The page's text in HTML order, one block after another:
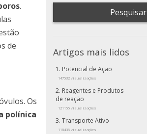
.
de
Os
polínica
Pesquisar
Artigos mais lidos
Potencial de Ação
147532 visualizações
Reagentes e Produtos
de reação
121155 visualizações
Transporte Ativo
118435 visualizações